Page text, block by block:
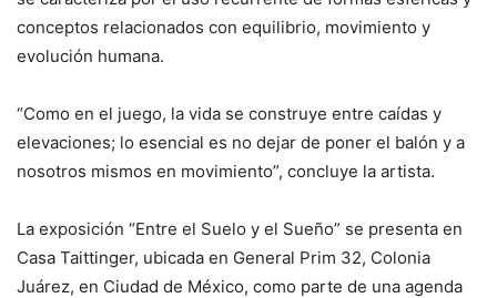
conceptos relacionados con equilibrio, movimiento y
evolución humana.
“Como en el juego, la vida se construye entre caídas y
elevaciones; lo esencial es no dejar de poner el balón y a
nosotros mismos en movimiento”, concluye la artista.
La exposición “Entre el Suelo y el Sueño” se presenta en
Casa Taittinger, ubicada en General Prim 32, Colonia
Juárez, en Ciudad de México, como parte de una agenda